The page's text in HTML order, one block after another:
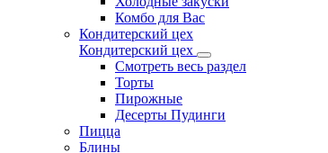
Комбо для Вас
Кондитерский цех
Кондитерский цех
Смотреть весь раздел
Торты
Пирожные
Десерты Пудинги
Пицца
Блины